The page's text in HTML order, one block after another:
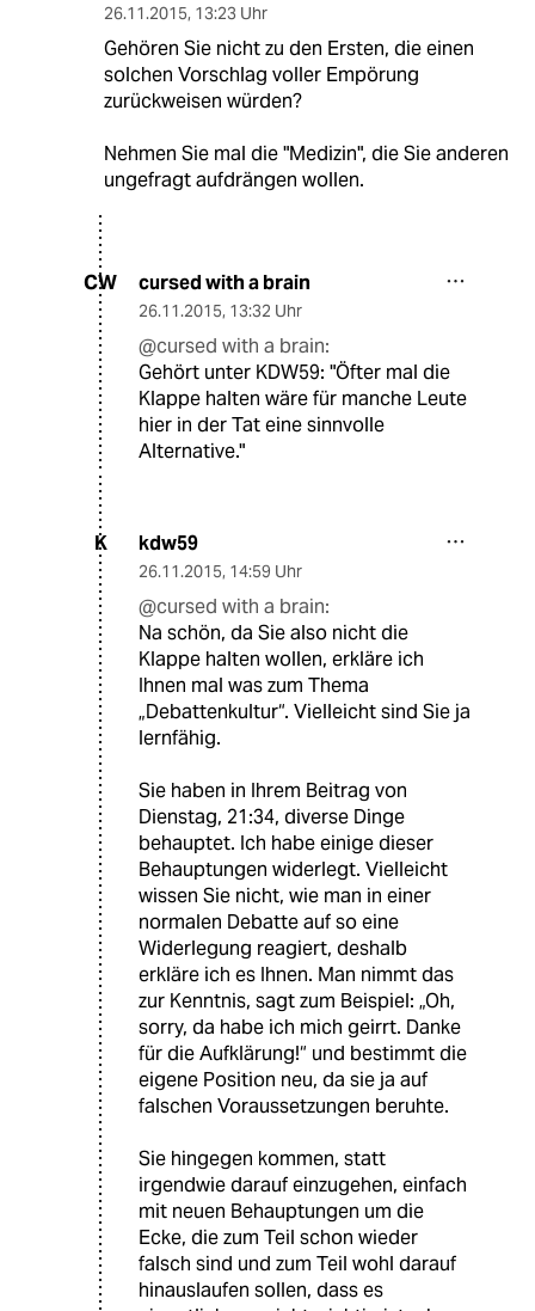
26.11.2015, 13:23 Uhr
Gehören Sie nicht zu den Ersten, die einen
solchen Vorschlag voller Empörung
zurückweisen würden?
Nehmen Sie mal die "Medizin", die Sie anderen
ungefragt aufdrängen wollen.
CW cursed with a brain
26.11.2015, 13:32 Uhr
@cursed with a brain:
Gehört unter KDW59: "Öfter mal die
Klappe halten wäre für manche Leute
hier in der Tat eine sinnvolle
Alternative."
K kdw59
26.11.2015, 14:59 Uhr
@cursed with a brain:
Na schön, da Sie also nicht die
Klappe halten wollen, erkläre ich
Ihnen mal was zum Thema
„Debattenkultur“. Vielleicht sind Sie ja
lernfähig.
Sie haben in Ihrem Beitrag von
Dienstag, 21:34, diverse Dinge
behauptet. Ich habe einige dieser
Behauptungen widerlegt. Vielleicht
wissen Sie nicht, wie man in einer
normalen Debatte auf so eine
Widerlegung reagiert, deshalb
erkläre ich es Ihnen. Man nimmt das
zur Kenntnis, sagt zum Beispiel: „Oh,
sorry, da habe ich mich geirrt. Danke
für die Aufklärung!“ und bestimmt die
eigene Position neu, da sie ja auf
falschen Voraussetzungen beruhte.
Sie hingegen kommen, statt
irgendwie darauf einzugehen, einfach
mit neuen Behauptungen um die
Ecke, die zum Teil schon wieder
falsch sind und zum Teil wohl darauf
hinauslaufen sollen, dass es